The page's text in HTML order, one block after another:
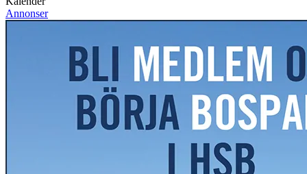
Annonser